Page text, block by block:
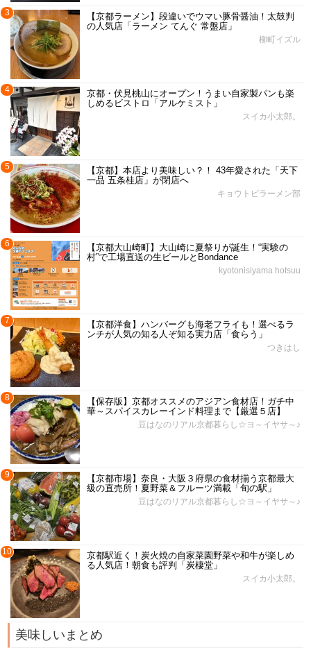
3
【京都ラーメン】段違いでウマい豚骨醤油！太鼓判
の人気店「ラーメン てんぐ 常盤店」
柳町イズル
4
京都・伏見桃山にオープン！うまい自家製パンも楽
しめるビストロ「アルケミスト」
スイカ小太郎。
5
【京都】本店より美味しい？！ 43年愛された「天下
一品 五条桂店」が閉店へ
キョウトピラーメン部
6
【京都大山崎町】大山崎に夏祭りが誕生！“実験の
村”で工場直送の生ビールとBondance
kyotonisiyama hotsuu
7
【京都洋食】ハンバーグも海老フライも！選べるラ
ンチが人気の知る人ぞ知る実力店「食らう」
つきはし
8
【保存版】京都オススメのアジアン食材店！ガチ中
華～スパイスカレーインド料理まで【厳選５店】
豆はなのリアル京都暮らし☆ヨ～イヤサ～♪
9
【京都市場】奈良・大阪３府県の食材揃う京都最大
級の直売所！夏野菜＆フルーツ満載「旬の駅」
豆はなのリアル京都暮らし☆ヨ～イヤサ～♪
10
京都駅近く！炭火焼の自家菜園野菜や和牛が楽しめ
る人気店！朝食も評判「炭棲堂」
スイカ小太郎。
美味しいまとめ